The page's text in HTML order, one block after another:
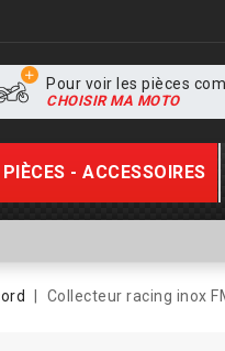
Pour voir les pièces
CHOISIR MA MOTO
PIÈCES - ACCESSOIRES
Collecteur racing inox